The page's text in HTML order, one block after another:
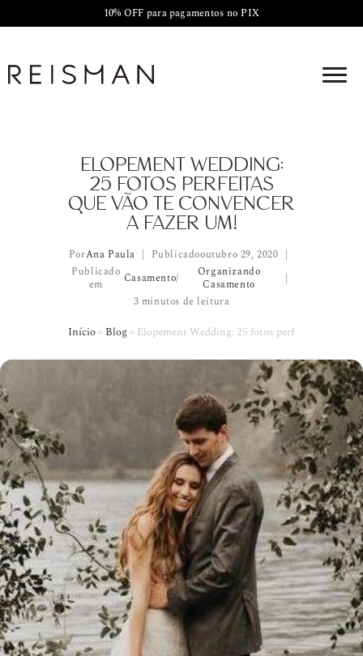
10% OFF para pagamentos no PIX
ELOPEMENT WEDDING:
25 FOTOS PERFEITAS
QUE VÃO TE CONVENCER
A FAZER UM!
PorAna Paula Publicadooutubro 29, 2020
Publicado
em
Casamento/
Organizando
Casamento
3 minutos de leitura
Início » Blog » Elopement Wedding: 25 fotos perfeitas que vão